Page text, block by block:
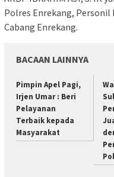
Polres Enrekang,
Cabang Enrekang.
BACAAN LAINNYA
Pimpin Apel Pagi,
Irjen Umar : Beri
Pelayanan
Terbaik kepada
Masyarakat